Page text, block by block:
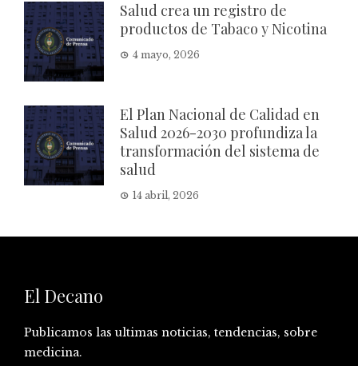
Salud crea un registro de
productos de Tabaco y Nicotina
4 mayo, 2026
El Plan Nacional de Calidad en
Salud 2026-2030 profundiza la
transformación del sistema de
salud
14 abril, 2026
El Decano
Publicamos las ultimas noticias, tendencias, sobre
medicina.